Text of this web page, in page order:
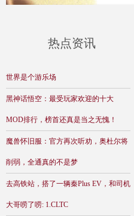
热点资讯
世界是个游乐场
黑神话悟空：最受玩家欢迎的十大
MOD排行，榜首还真是当之无愧！
魔兽怀旧服：官方再次听劝，奥杜尔将
削弱，全通真的不是梦
去高铁站，搭了一辆秦Plus EV，和司机
大哥唠了唠: 1.CLTC